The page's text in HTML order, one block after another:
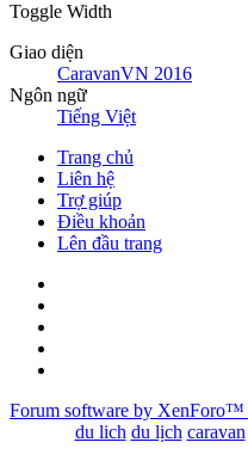
Toggle Width
Giao diện
CaravanVN 2016
Ngôn ngữ
Tiếng Việt
Trang chủ
Liên hệ
Trợ giúp
Điều khoản
Lên đầu trang
Forum software by XenForo™
du lich du lịch caravan